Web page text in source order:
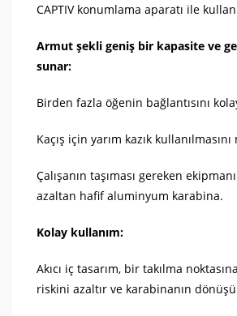
CAPTIV konumlama aparatı ile
Armut şekli geniş bir kapasite ve
sunar:
Birden fazla öğenin bağlantısını
Kaçış için yarım kazık
Çalışanın taşıması gereken
azaltan hafif aluminyum karabina.
Kolay kullanım:
Akıcı iç tasarım, bir takılma
riskini azaltır ve karabinanın